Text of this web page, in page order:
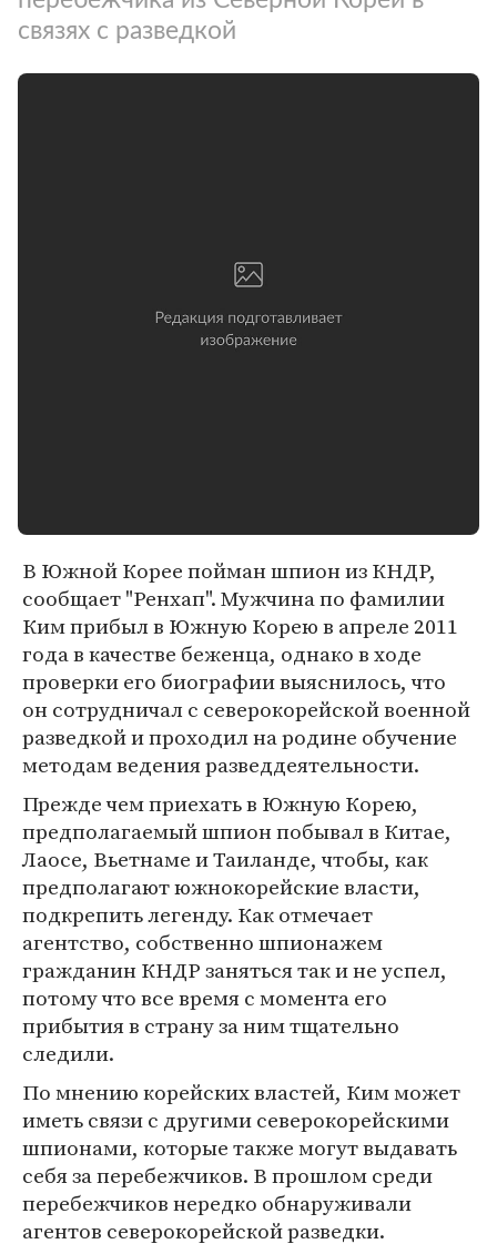
связях с разведкой
В Южной Корее пойман шпион из КНДР,
сообщает "Ренхап". Мужчина по фамилии
Ким прибыл в Южную Корею в апреле 2011
года в качестве беженца, однако в ходе
проверки его биографии выяснилось, что
он сотрудничал с северокорейской военной
разведкой и проходил на родине обучение
методам ведения разведдеятельности.
Прежде чем приехать в Южную Корею,
предполагаемый шпион побывал в Китае,
Лаосе, Вьетнаме и Таиланде, чтобы, как
предполагают южнокорейские власти,
подкрепить легенду. Как отмечает
агентство, собственно шпионажем
гражданин КНДР заняться так и не успел,
потому что все время с момента его
прибытия в страну за ним тщательно
следили.
По мнению корейских властей, Ким может
иметь связи с другими северокорейскими
шпионами, которые также могут выдавать
себя за перебежчиков. В прошлом среди
перебежчиков нередко обнаруживали
агентов северокорейской разведки.